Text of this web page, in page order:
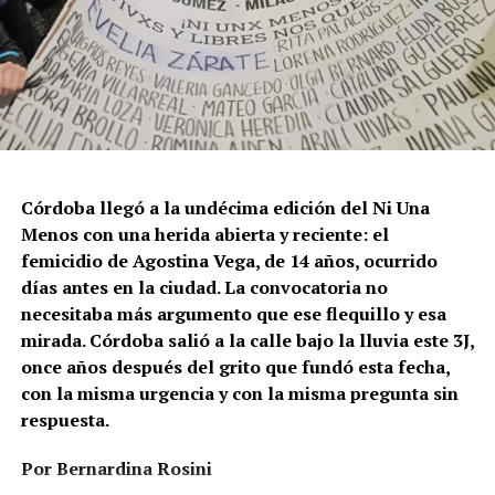
Córdoba llegó a la undécima edición del Ni Una
Menos con una herida abierta y reciente: el
femicidio de Agostina Vega, de 14 años, ocurrido
días antes en la ciudad. La convocatoria no
necesitaba más argumento que ese flequillo y esa
mirada. Córdoba salió a la calle bajo la lluvia este 3J,
once años después del grito que fundó esta fecha,
con la misma urgencia y con la misma pregunta sin
respuesta.
Por Bernardina Rosini